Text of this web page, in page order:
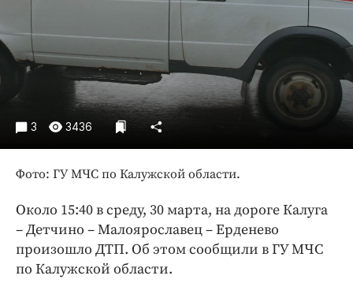
Блоги
Издания
Медиаперсона
Интересное чтиво
Клиника года
Бренд года
3 3436
Фото: ГУ МЧС по Калужской области.
Около 15:40 в среду, 30 марта, на дороге Калуга
– Детчино – Малоярославец – Ерденево
произошло ДТП. Об этом сообщили в ГУ МЧС
по Калужской области.